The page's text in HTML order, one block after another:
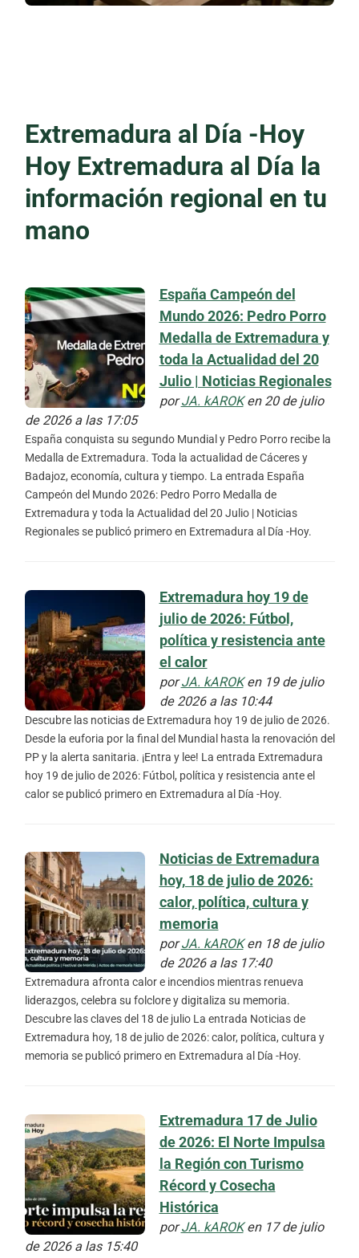
Extremadura al Día -Hoy
Hoy Extremadura al Día la
información regional en tu
mano
España Campeón del
Mundo 2026: Pedro Porro
Medalla de Extremadura y
toda la Actualidad del 20
Julio | Noticias Regionales
porJA. kAROKen 20 de julio
de 2026 a las 17:05
España conquista su segundo Mundial y Pedro Porro recibe la
Medalla de Extremadura. Toda la actualidad de Cáceres y
Badajoz, economía, cultura y tiempo. La entrada España
Campeón del Mundo 2026: Pedro Porro Medalla de
Extremadura y toda la Actualidad del 20 Julio | Noticias
Regionales se publicó primero en Extremadura al Día -Hoy.
Extremadura hoy 19 de
julio de 2026: Fútbol,
política y resistencia ante
el calor
porJA. kAROKen 19 de julio
de 2026 a las 10:44
Descubre las noticias de Extremadura hoy 19 de julio de 2026.
Desde la euforia por la final del Mundial hasta la renovación del
PP y la alerta sanitaria. ¡Entra y lee! La entrada Extremadura
hoy 19 de julio de 2026: Fútbol, política y resistencia ante el
calor se publicó primero en Extremadura al Día -Hoy.
Noticias de Extremadura
hoy, 18 de julio de 2026:
calor, política, cultura y
memoria
porJA. kAROKen 18 de julio
de 2026 a las 17:40
Extremadura afronta calor e incendios mientras renueva
liderazgos, celebra su folclore y digitaliza su memoria.
Descubre las claves del 18 de julio La entrada Noticias de
Extremadura hoy, 18 de julio de 2026: calor, política, cultura y
memoria se publicó primero en Extremadura al Día -Hoy.
Extremadura 17 de Julio
de 2026: El Norte Impulsa
la Región con Turismo
Récord y Cosecha
Histórica
porJA. kAROKen 17 de julio
de 2026 a las 15:40